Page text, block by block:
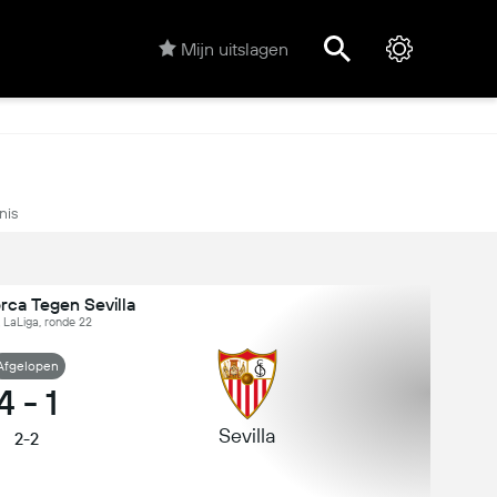
Mijn uitslagen
Tegen Sevilla
LaLiga, ronde 22
- 1
2-2 Sevilla